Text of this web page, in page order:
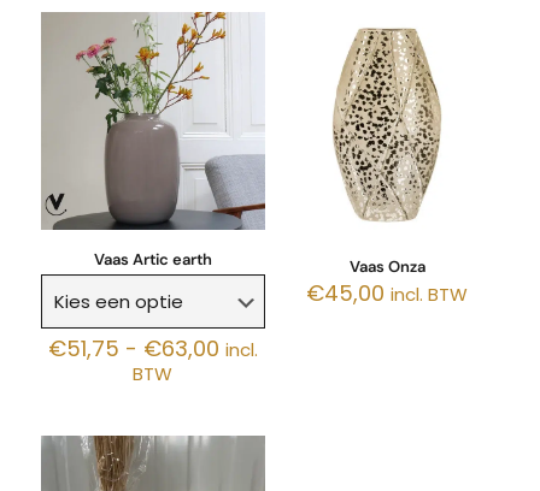
Vaas Artic earth
€51,75 - €63,00Prijsklasse:
incl.
BTW
Vaas Onza
€45,00 incl. BTW